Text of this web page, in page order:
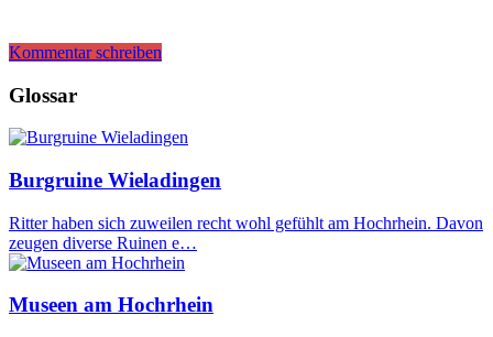
Kommentar schreiben
Glossar
Burgruine Wieladingen
Ritter haben sich zuweilen recht wohl gefühlt am Hochrhein. Davon
zeugen diverse Ruinen e…
Museen am Hochrhein